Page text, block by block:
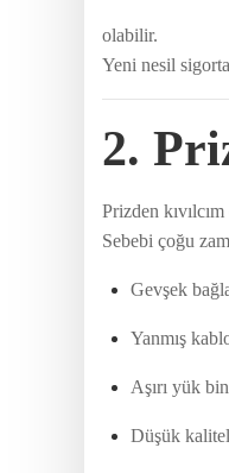
olabilir.
Yeni nesil
2.
Prizden
Sebebi çoğu
Gevşek
Yanmış
Aşırı yük
Düşük